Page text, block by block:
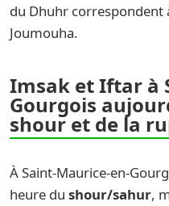
du Dhuhr correspondent
Joumouha.
Imsak et Iftar à
Gourgois
shour et de la
À Saint-Maurice-en-
heure du shour/sahur,